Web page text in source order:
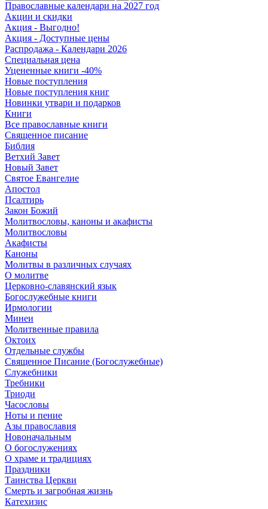
Православные календари на 2027 год
Акции и скидки
Акция - Выгодно!
Акция - Доступные цены
Распродажа - Календари 2026
Специальная цена
Уцененные книги -40%
Новые поступления
Новые поступления книг
Новинки утвари и подарков
Книги
Все православные книги
Священное писание
Библия
Ветхий Завет
Новый Завет
Святое Евангелие
Апостол
Псалтирь
Закон Божий
Молитвословы, каноны и акафисты
Молитвословы
Акафисты
Каноны
Молитвы в различных случаях
О молитве
Церковно-славянский язык
Богослужебные книги
Ирмологии
Минеи
Молитвенные правила
Октоих
Отдельные службы
Священное Писание (Богослужебные)
Служебники
Требники
Триоди
Часословы
Ноты и пение
Азы православия
Новоначальным
О богослужениях
О храме и традициях
Праздники
Таинства Церкви
Смерть и загробная жизнь
Катехизис